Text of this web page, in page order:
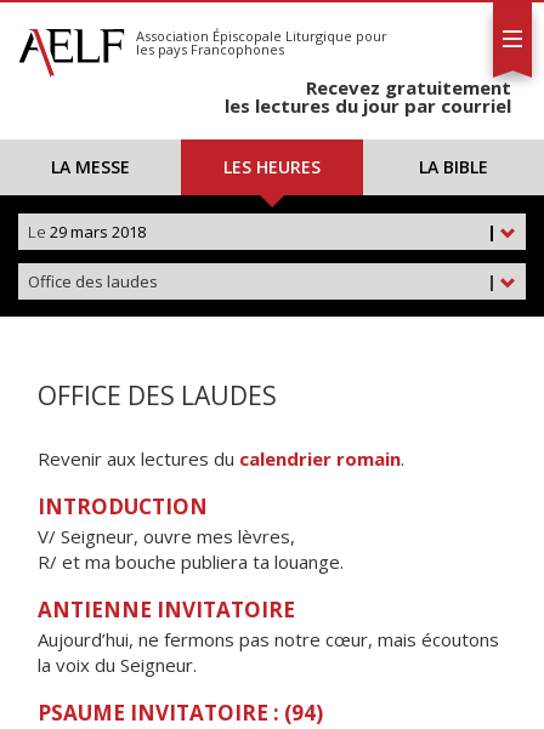
S'abonner
Calendrier
Association Épiscopale Liturgique pour
les pays Francophones
Recevez gratuitement
les lectures du jour par courriel
LA MESSE LES HEURES LA BIBLE
|
Le 29 mars 2018
|
Office des laudes
OFFICE DES LAUDES
Revenir aux lectures du calendrier romain.
INTRODUCTION
V/ Seigneur, ouvre mes lèvres,
R/ et ma bouche publiera ta louange.
ANTIENNE INVITATOIRE
Aujourd’hui, ne fermons pas notre cœur, mais écoutons
la voix du Seigneur.
PSAUME INVITATOIRE : (94)